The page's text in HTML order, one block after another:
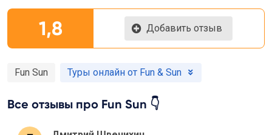
1,8 Добавить отзыв
Fun Sun Туры онлайн от Fun & Sun
Все отзывы про Fun Sun 👇